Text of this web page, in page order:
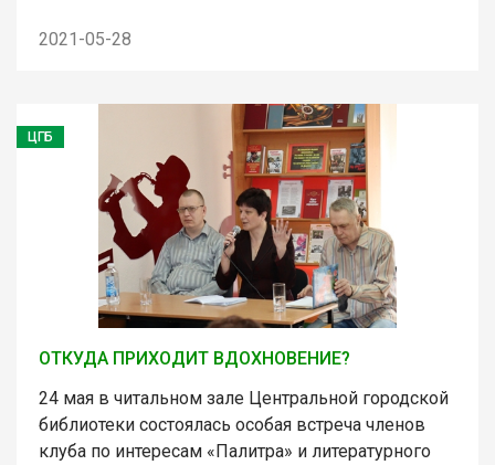
2021-05-28
ЦГБ
ОТКУДА ПРИХОДИТ ВДОХНОВЕНИЕ?
24 мая в читальном зале Центральной городской
библиотеки состоялась особая встреча членов
клуба по интересам «Палитра» и литературного